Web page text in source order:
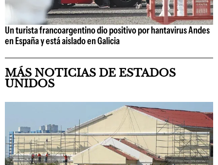
Un turista francoargentino dio positivo por hantavirus Andes
en España y está aislado en Galicia
MÁS NOTICIAS DE ESTADOS
UNIDOS